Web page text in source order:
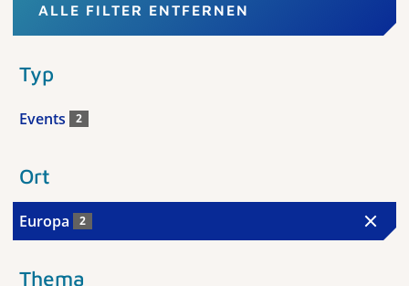
ALLE FILTER ENTFERNEN
Typ
Events 2
Ort
Europa 2
Thema